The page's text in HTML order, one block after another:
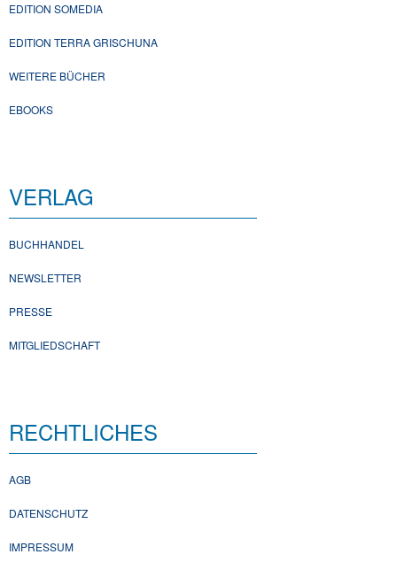
EDITION SOMEDIA
EDITION TERRA GRISCHUNA
WEITERE BÜCHER
EBOOKS
VERLAG
BUCHHANDEL
NEWSLETTER
PRESSE
MITGLIEDSCHAFT
RECHTLICHES
AGB
DATENSCHUTZ
IMPRESSUM